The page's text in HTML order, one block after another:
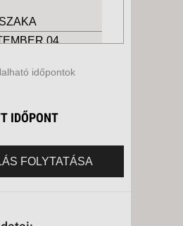
04.,
11.,
18.,
időpontok
IDŐPONT
FOLYTATÁSA